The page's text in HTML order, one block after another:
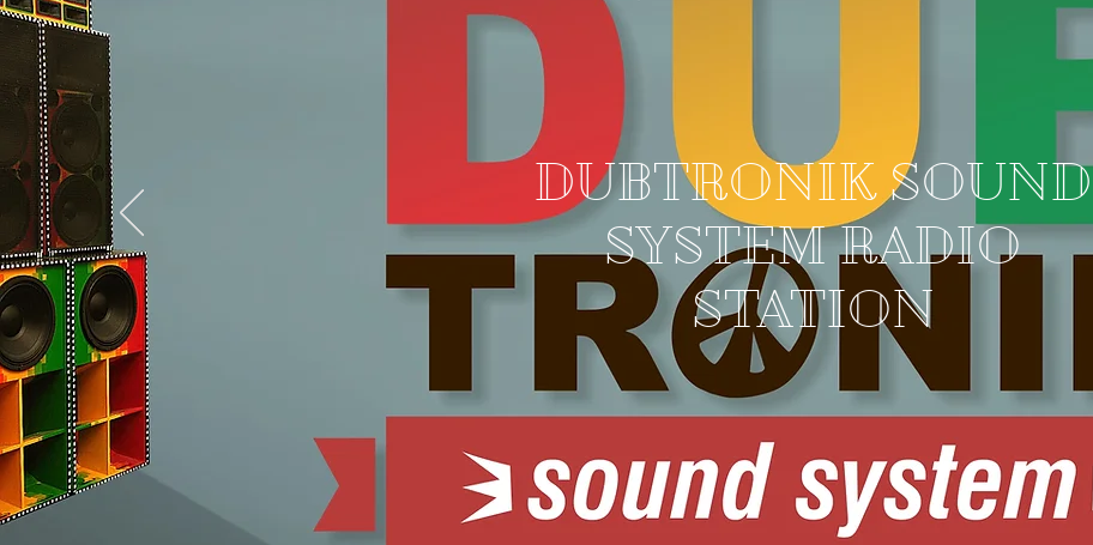
DUBTRONIK SOUND
SYSTEM RADIO
STATION